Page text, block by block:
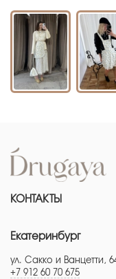
КОНТАКТЫ
Екатеринбург
ул. Сакко и Ванцетти,
+7 912 60 70 675